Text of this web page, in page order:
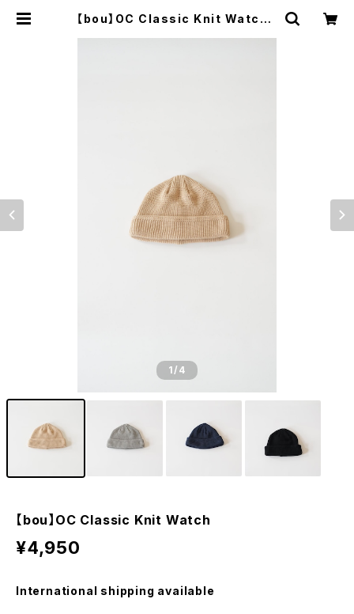
【bou】OC Classic Knit Watch |
1/4
【bou】OC Classic Knit Watch
¥4,950
International shipping available